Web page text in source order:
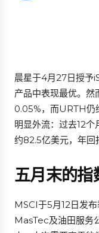
晨星于4月27日授
产品中表现最优。
0.05%，而URTH仍
明显外流：过去12
约82.5亿美元，年回
五月末的指
MSCI于5月12日发
MasTec及油田服务